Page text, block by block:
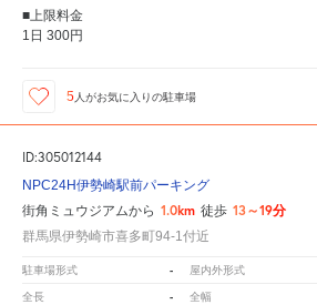
■上限料金
1日 300円
5 人がお気に入りの駐車場
ID:305012144
NPC24H伊勢崎駅前パーキング
街角ミュウジアムから 1.0km 徒歩 13～19分
群馬県伊勢崎市喜多町94-1付近
駐車場形式 - 屋内外形式
全長 - 全幅